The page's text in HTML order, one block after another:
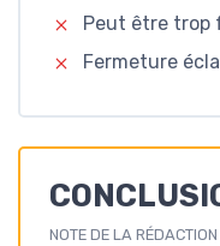
Peut être trop
Fermeture
NOTE DE LA RÉDACTION